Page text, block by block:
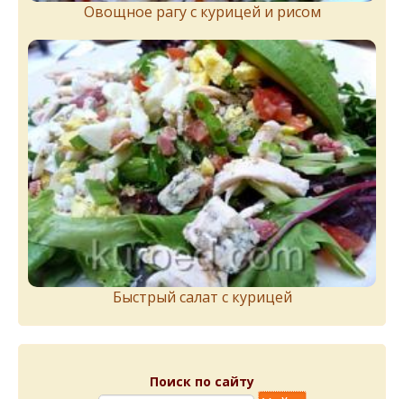
Овощное рагу с курицей и рисом
Быстрый салат с курицей
Поиск по сайту